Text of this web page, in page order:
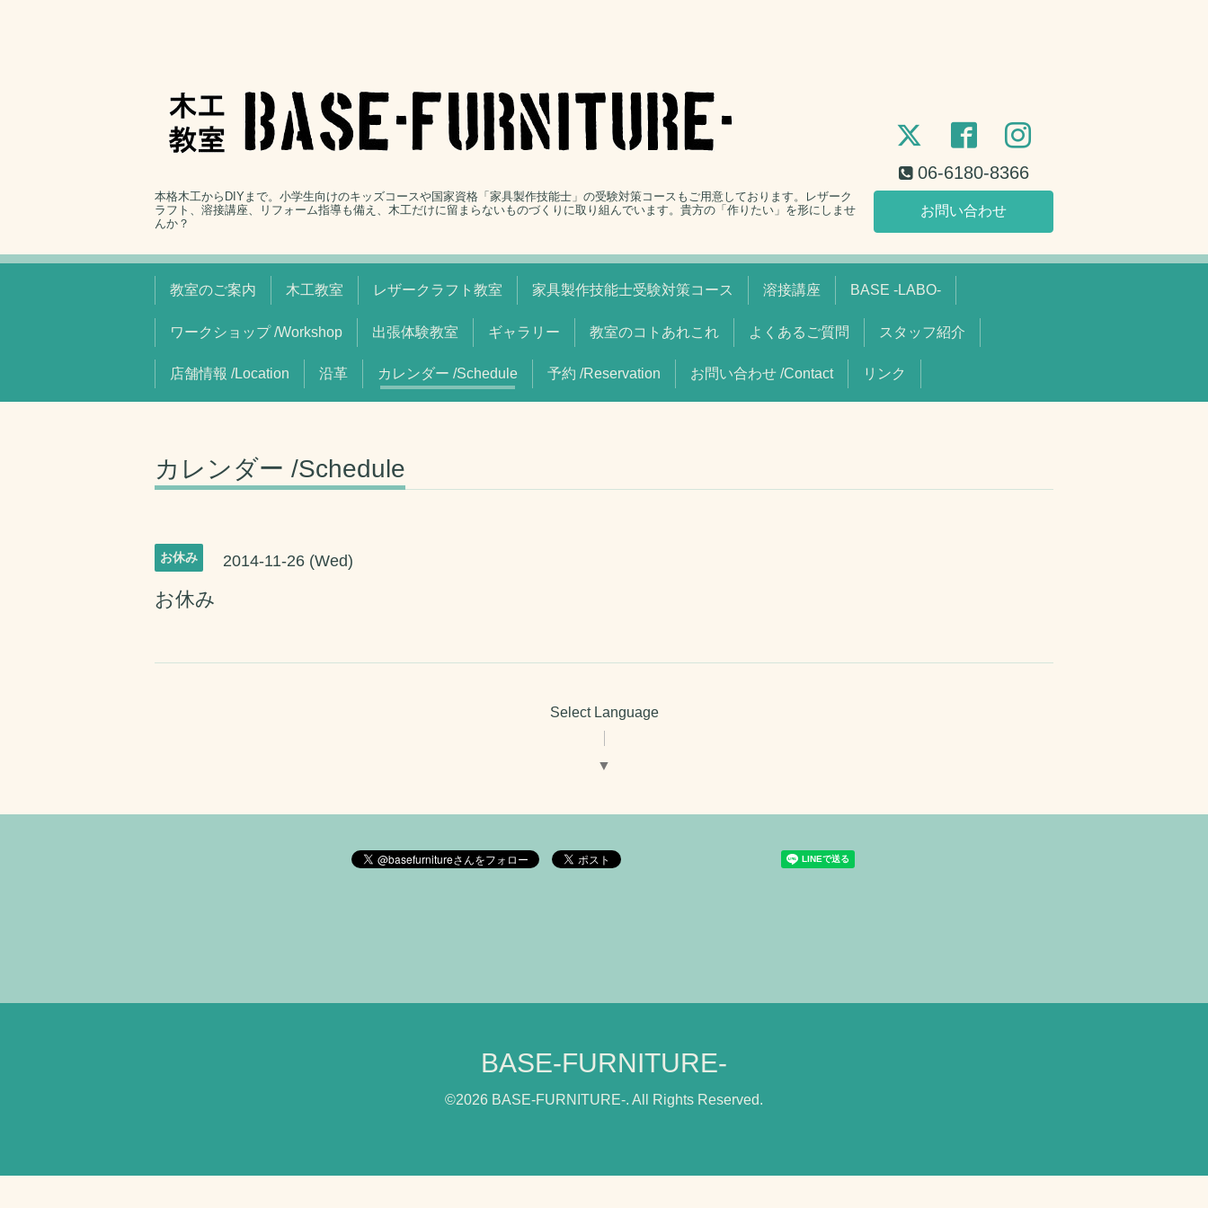
本格木工からDIYまで。小学生向けのキッズコースや国家資格「家具製作技能士」の受験対策コースもご用意しております。レザーク
ラフト、溶接講座、リフォーム指導も備え、木工だけに留まらないものづくりに取り組んでいます。貴方の「作りたい」を形にしませ
んか？
06-6180-8366
お問い合わせ
教室のご案内 木工教室 レザークラフト教室 家具製作技能士受験対策コース 溶接講座 BASE -LABO-
ワークショップ /Workshop 出張体験教室 ギャラリー 教室のコトあれこれ よくあるご質問 スタッフ紹介
店舗情報 /Location 沿革 カレンダー /Schedule 予約 /Reservation お問い合わせ /Contact リンク
カレンダー /Schedule
お休み 2014-11-26 (Wed)
お休み
Select Language
▼
BASE-FURNITURE-
©2026 BASE-FURNITURE-. All Rights Reserved.